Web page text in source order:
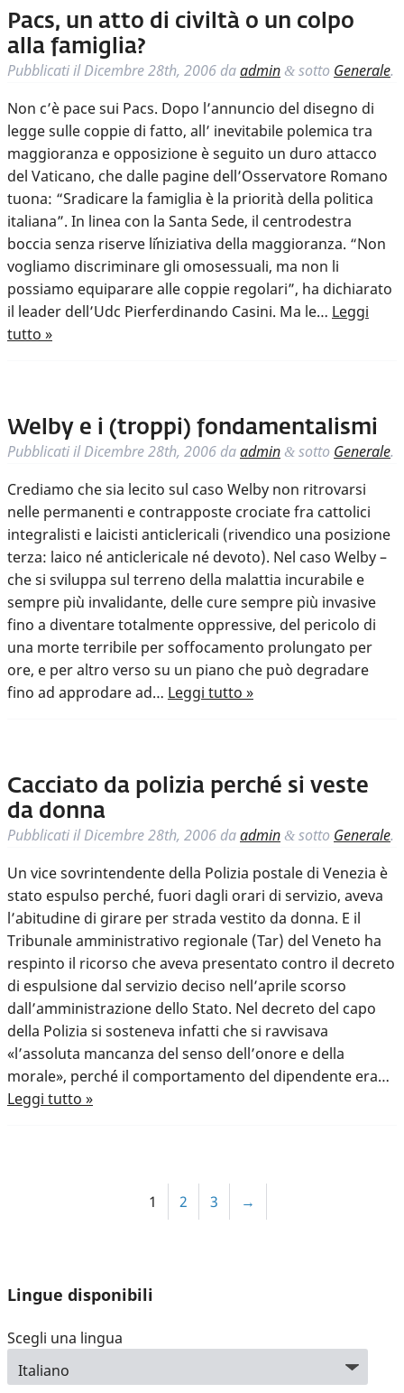
Pacs, un atto di civiltà o un colpo
alla famiglia?
Pubblicati ilDicembre 28th, 2006 daadmin & sotto Generale.
Non c’è pace sui Pacs. Dopo l’annuncio del disegno di
legge sulle coppie di fatto, all’ inevitabile polemica tra
maggioranza e opposizione è seguito un duro attacco
del Vaticano, che dalle pagine dell’Osservatore Romano
tuona: “Sradicare la famiglia è la priorità della politica
italiana”. In linea con la Santa Sede, il centrodestra
boccia senza riserve l´iniziativa della maggioranza. “Non
vogliamo discriminare gli omosessuali, ma non li
possiamo equiparare alle coppie regolari”, ha dichiarato
il leader dell’Udc Pierferdinando Casini. Ma le… Leggi
tutto »
Welby e i (troppi) fondamentalismi
Pubblicati ilDicembre 28th, 2006 daadmin & sotto Generale.
Crediamo che sia lecito sul caso Welby non ritrovarsi
nelle permanenti e contrapposte crociate fra cattolici
integralisti e laicisti anticlericali (rivendico una posizione
terza: laico né anticlericale né devoto). Nel caso Welby –
che si sviluppa sul terreno della malattia incurabile e
sempre più invalidante, delle cure sempre più invasive
fino a diventare totalmente oppressive, del pericolo di
una morte terribile per soffocamento prolungato per
ore, e per altro verso su un piano che può degradare
fino ad approdare ad… Leggi tutto »
Cacciato da polizia perché si veste
da donna
Pubblicati ilDicembre 28th, 2006 daadmin & sotto Generale.
Un vice sovrintendente della Polizia postale di Venezia è
stato espulso perché, fuori dagli orari di servizio, aveva
l’abitudine di girare per strada vestito da donna. E il
Tribunale amministrativo regionale (Tar) del Veneto ha
respinto il ricorso che aveva presentato contro il decreto
di espulsione dal servizio deciso nell’aprile scorso
dall’amministrazione dello Stato. Nel decreto del capo
della Polizia si sosteneva infatti che si ravvisava
«l’assoluta mancanza del senso dell’onore e della
morale», perché il comportamento del dipendente era…
Leggi tutto »
1 2 3 →
Lingue disponibili
Scegli una lingua